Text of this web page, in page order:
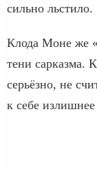
сильно льстило.
Клода Моне же
тени сарказма.
серьёзно, не
к себе